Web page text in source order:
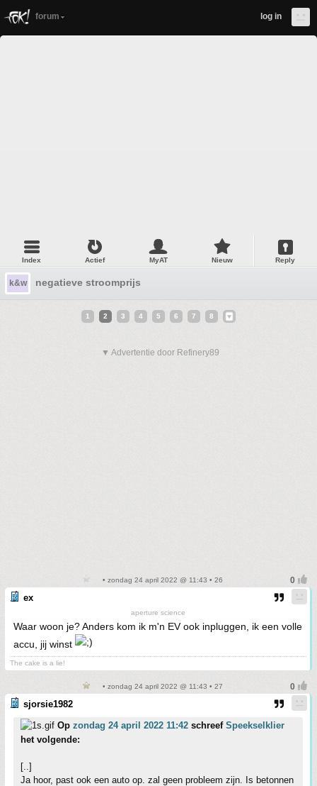
forum log in
Index Actief MyAT Nieuw Reply
k&w negatieve stroomprijs
1 2 3 4 5 6 7 8
▼ Advertentie door Refinery89
• zondag 24 april 2022 @ 11:43 • 26
ex
aperture science
Waar woon je? Anders kom ik m'n EV ook inpluggen, ik een volle
accu, jij winst
The cake is a lie!
• zondag 24 april 2022 @ 11:43 • 27
sjorsie1982
Op zondag 24 april 2022 11:42 schreef Speekselklier
het volgende:
[..]
Ja hoor, past ook een auto op. zal geen probleem zijn. Is betonnen